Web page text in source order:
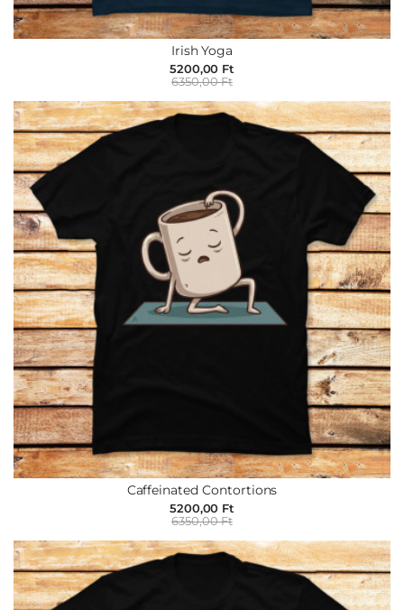
Irish Yoga
5200,00 Ft
6350,00 Ft
Caffeinated Contortions
5200,00 Ft
6350,00 Ft